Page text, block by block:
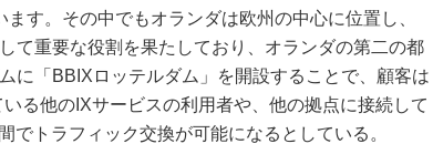
す。その中でもオランダは欧州の中心に位置し、
て重要な役割を果たしており、オランダの第二の都
に「BBIXロッテルダム」を開設することで、顧客は
る他のIXサービスの利用者や、他の拠点に接続して
でトラフィック交換が可能になるとしている。